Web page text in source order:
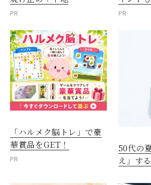
PR PR
「ハルメク脳トレ」で豪
華賞品をGET！
PR
50代の
え」す